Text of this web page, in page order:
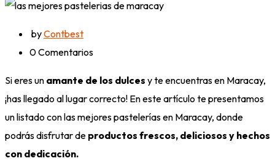
byContbest
0 Comentarios
Si eres un amante de los dulces y te encuentras en Maracay,
¡has llegado al lugar correcto! En este artículo te presentamos
un listado con las mejores pastelerías en Maracay, donde
podrás disfrutar de productos frescos, deliciosos y hechos
con dedicación.